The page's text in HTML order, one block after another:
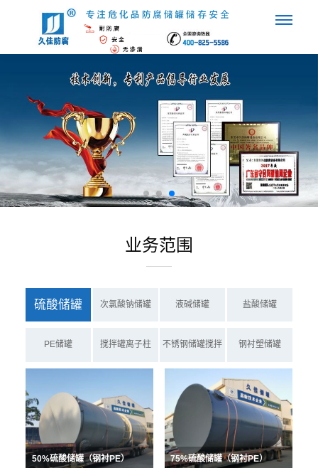
业务范围
硫酸储罐 次氯酸钠储罐 液碱储罐 盐酸储罐
PE储罐 搅拌罐离子柱 不锈钢储罐搅拌 钢衬塑储罐
50%硫酸储罐（钢衬PE） 75%硫酸储罐（钢衬PE）